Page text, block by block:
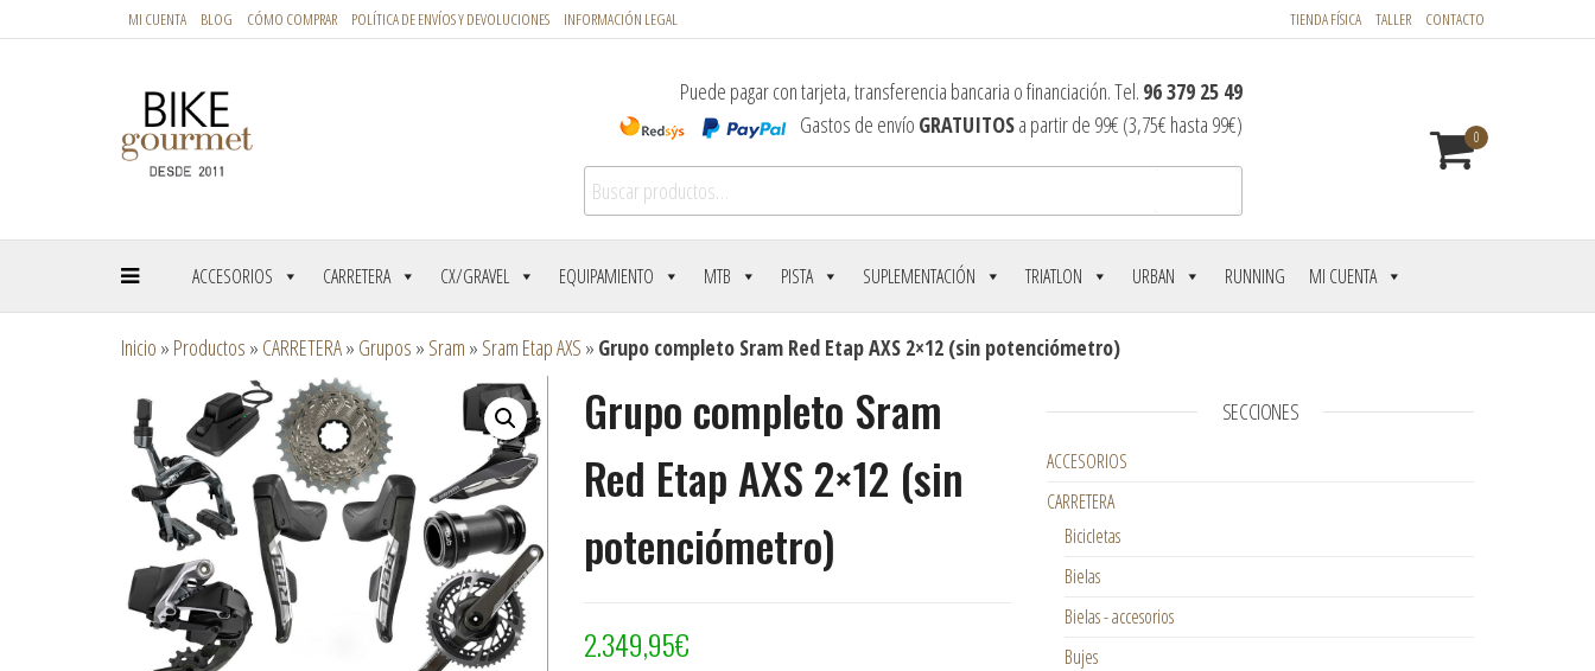
MI CUENTA BLOG CÓMO COMPRAR POLÍTICA DE ENVÍOS Y DEVOLUCIONES INFORMACIÓN LEGAL TIENDA FÍSICA TALLER CONTACTO
0
Puede pagar con tarjeta, transferencia bancaria o financiación. Tel. 96 379 25 49
Gastos de envío GRATUITOSa partir de 99€ (3,75€ hasta 99€)
ACCESORIOS CARRETERA CX/GRAVEL EQUIPAMIENTO MTB PISTA SUPLEMENTACIÓN TRIATLON URBAN RUNNING MI CUENTA
Inicio » Productos » CARRETERA» Grupos » Sram » Sram Etap AXS » Grupo completo Sram Red Etap AXS 2×12 (sin potenciómetro)
Grupo completo Sram
Red Etap AXS 2×12 (sin
potenciómetro)
2.349,95€
SECCIONES
ACCESORIOS
CARRETERA
Bicicletas
Bielas
Bielas - accesorios
Bujes